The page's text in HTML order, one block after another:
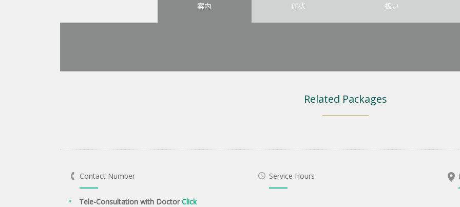
案内 症状 扱い
Related Packages
Contact Number
Tele-Consultation with DoctorClick
Service Hours